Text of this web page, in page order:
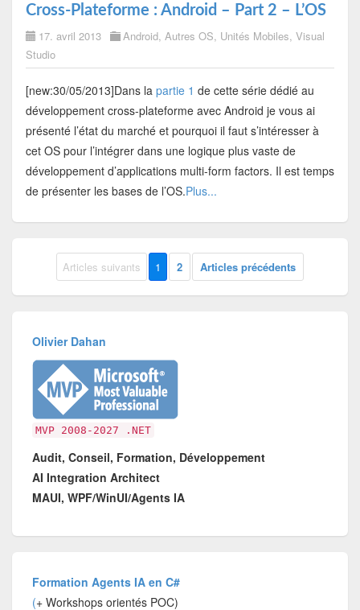
Cross-Plateforme : Android – Part 2 – L’OS
17. avril 2013 Android, Autres OS, Unités Mobiles, Visual
Studio
[new:30/05/2013]Dans la partie 1 de cette série dédié au
développement cross-plateforme avec Android je vous ai
présenté l’état du marché et pourquoi il faut s’intéresser à
cet OS pour l’intégrer dans une logique plus vaste de
développement d’applications multi-form factors. Il est temps
de présenter les bases de l’OS.Plus...
Articles suivants 1 2 Articles précédents
Olivier Dahan
MVP 2008-2027 .NET
Audit, Conseil, Formation, Développement
AI Integration Architect
MAUI, WPF/WinUI/Agents IA
Formation Agents IA en C#
(+ Workshops orientés POC)